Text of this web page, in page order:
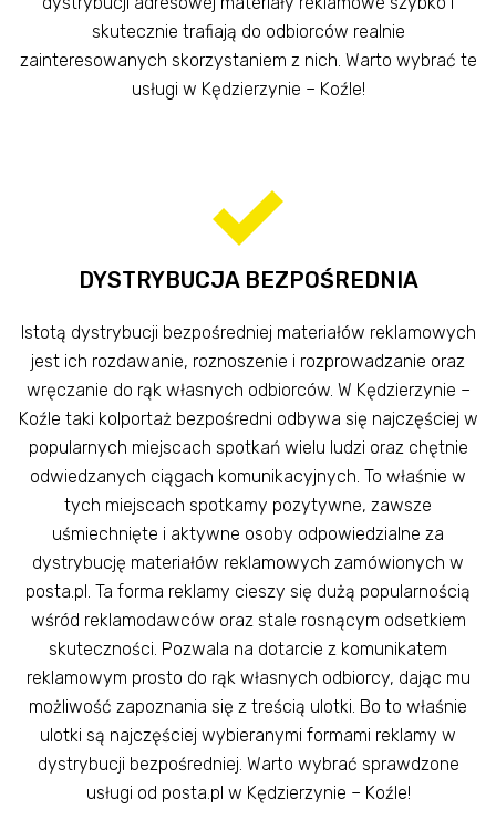
skutecznie trafiają do odbiorców realnie
zainteresowanych skorzystaniem z nich. Warto wybrać te
usługi w Kędzierzynie – Koźle!
DYSTRYBUCJA BEZPOŚREDNIA
Istotą dystrybucji bezpośredniej materiałów reklamowych
jest ich rozdawanie, roznoszenie i rozprowadzanie oraz
wręczanie do rąk własnych odbiorców. W Kędzierzynie –
Koźle taki kolportaż bezpośredni odbywa się najczęściej w
popularnych miejscach spotkań wielu ludzi oraz chętnie
odwiedzanych ciągach komunikacyjnych. To właśnie w
tych miejscach spotkamy pozytywne, zawsze
uśmiechnięte i aktywne osoby odpowiedzialne za
dystrybucję materiałów reklamowych zamówionych w
posta.pl. Ta forma reklamy cieszy się dużą popularnością
wśród reklamodawców oraz stale rosnącym odsetkiem
skuteczności. Pozwala na dotarcie z komunikatem
reklamowym prosto do rąk własnych odbiorcy, dając mu
możliwość zapoznania się z treścią ulotki. Bo to właśnie
ulotki są najczęściej wybieranymi formami reklamy w
dystrybucji bezpośredniej. Warto wybrać sprawdzone
usługi od posta.pl w Kędzierzynie – Koźle!